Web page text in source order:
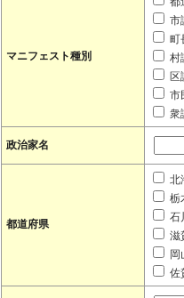
マニフェスト種別
市
町
村
区
市
衆
政治家名
都道府県
北
栃
石
滋
岡
佐